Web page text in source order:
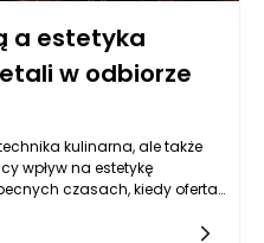
a estetyka
w odbiorze
kulinarna, ale także
wpływ na estetykę
czasach, kiedy oferta
tempie, atrakcyjność